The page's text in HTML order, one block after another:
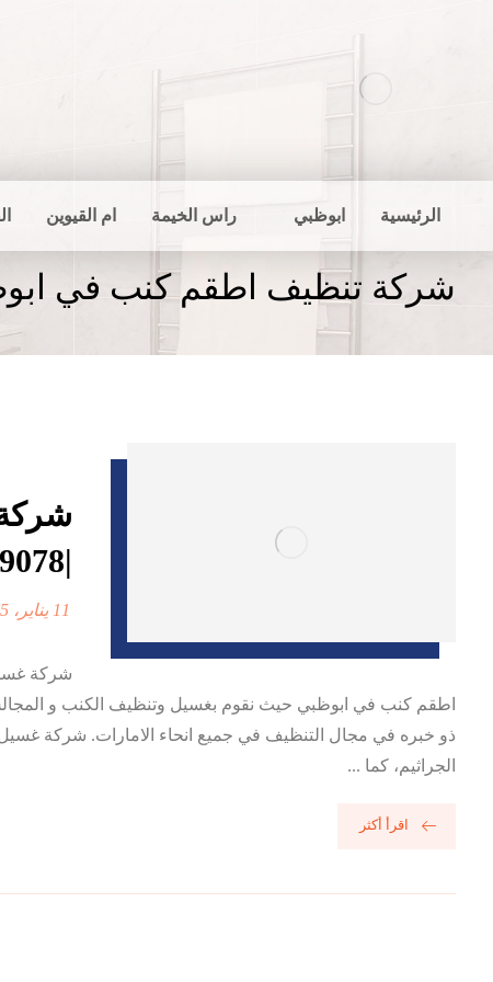
الرئيسية ابوظبي راس الخيمة ام القيوين
شركة تنظيف اطقم كنب في
|0568199078 | تنظيف كنب
11 يناير، 2025
اطقم كنب في ابوظبي حيث نقوم بغسيل وتنظيف الكنب و
ذو خبره في مجال التنظيف في جميع انحاء الامارات. شركة
الجراثيم، كما ...
اقرأ أكثر